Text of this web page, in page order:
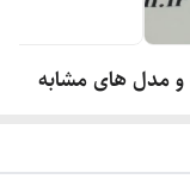
مدل های مشابه